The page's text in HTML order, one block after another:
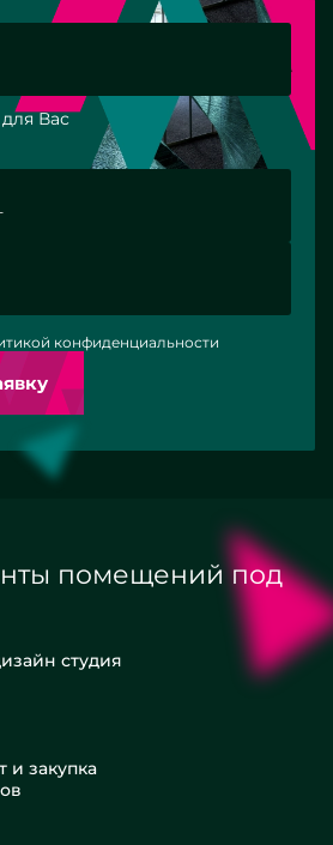
Вас
конфиденциальности
помещений под
студия
и закупка